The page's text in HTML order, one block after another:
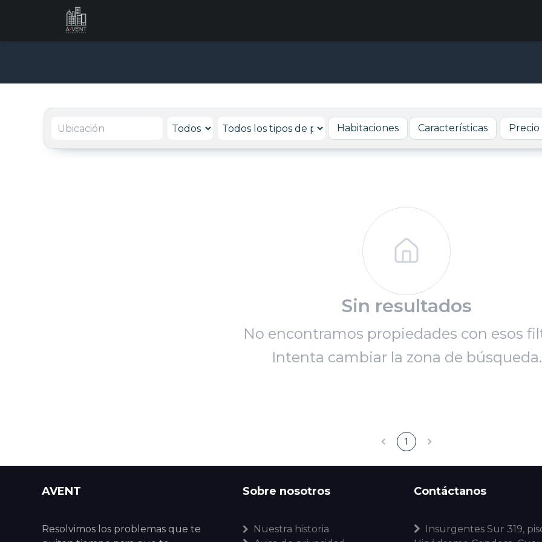
Precio
Habitaciones Características
Sin resultados
No encontramos propiedades con esos
Intenta cambiar la zona de búsqueda.
1
AVENT
Resolvimos los problemas que te
Sobre nosotros
Nuestra historia
Contáctanos
Insurgentes Sur 319,